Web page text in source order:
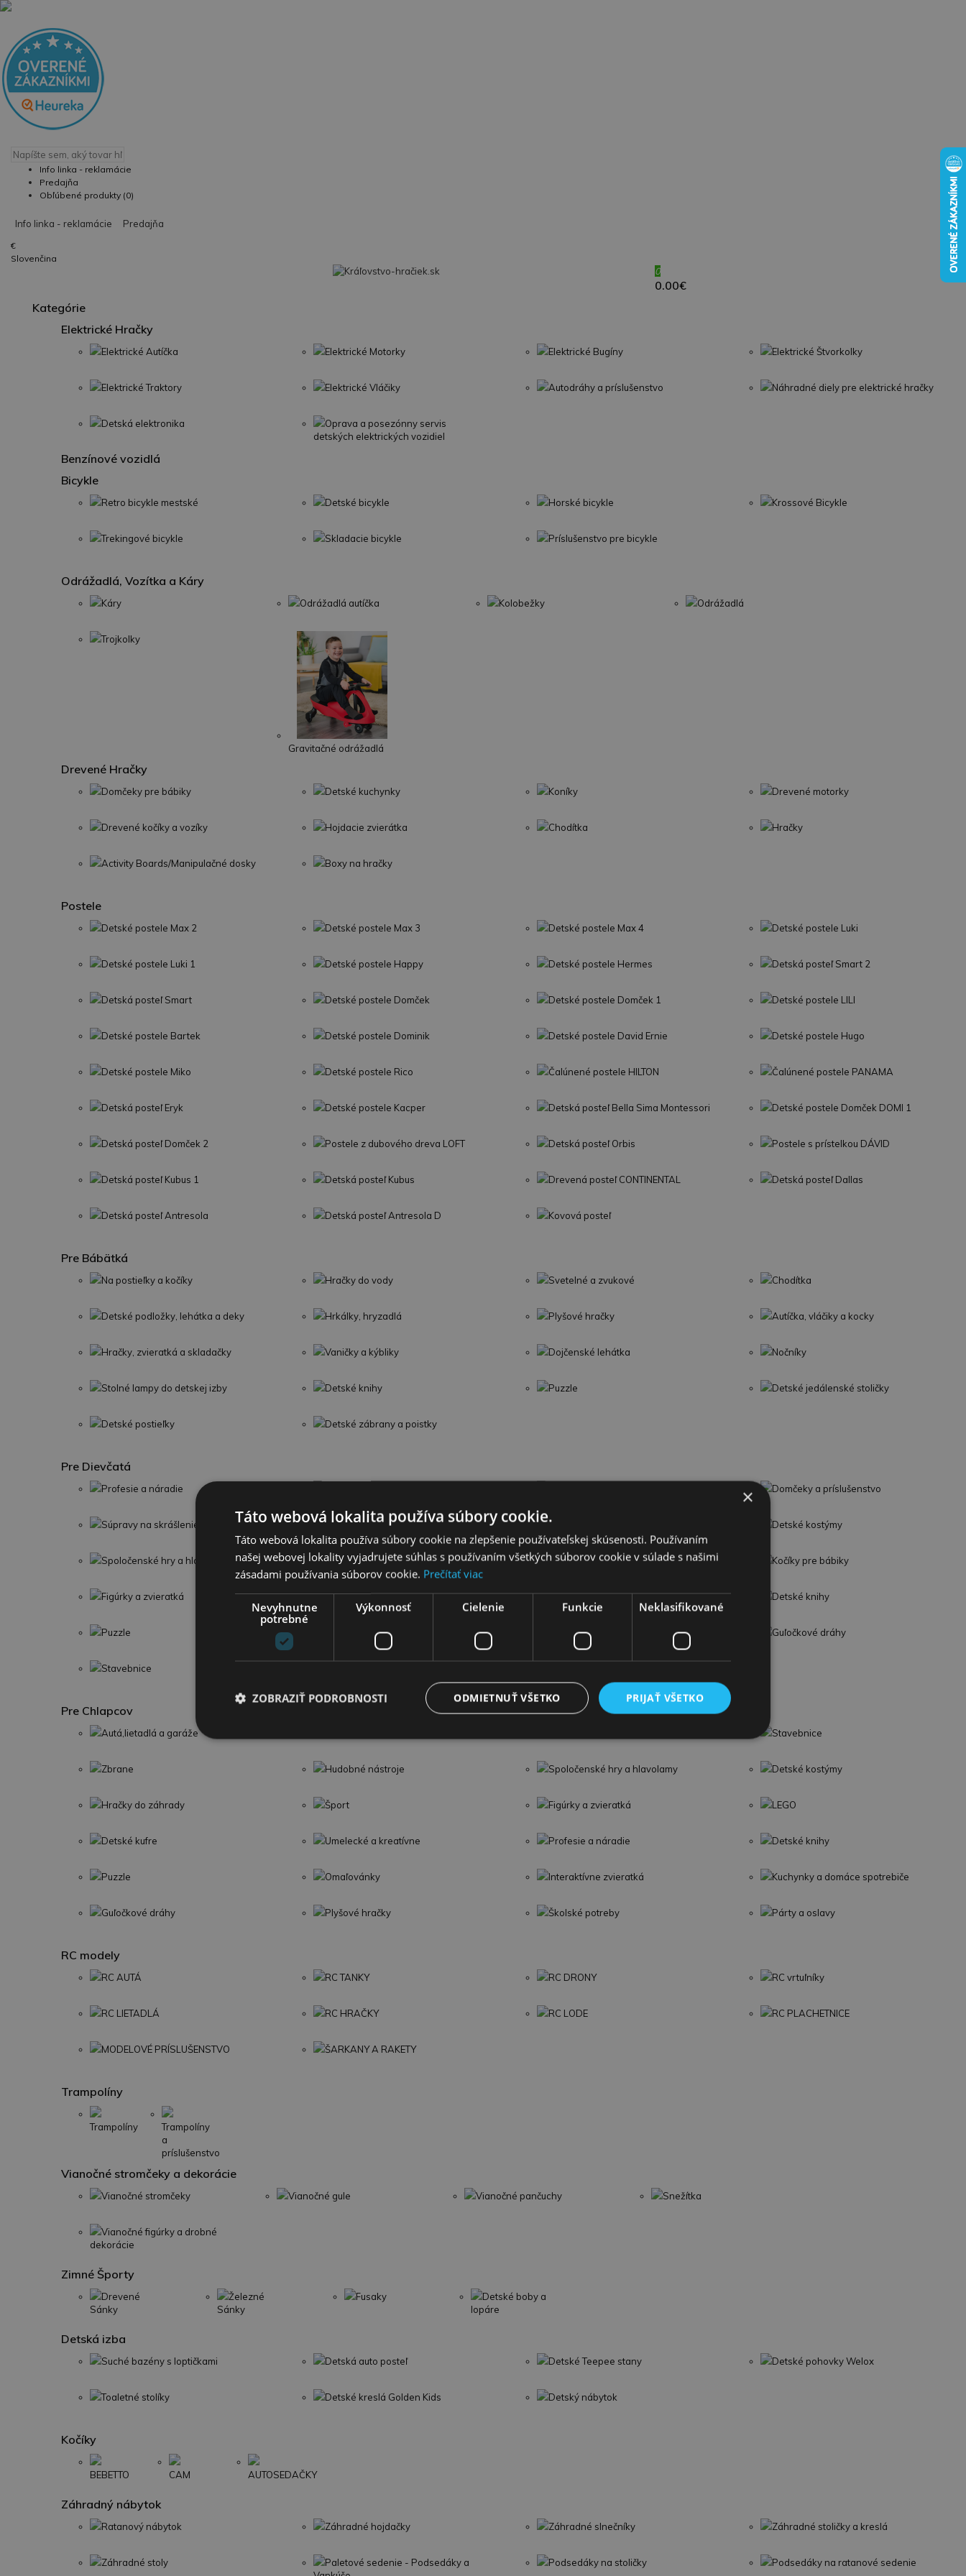
Info linka - reklamácie
Predajňa
Obľúbené produkty (0)
Info linka - reklamácie Predajňa
€
Slovenčina
0
0.00€
Kategórie
Elektrické Hračky
Elektrické Autíčka Elektrické Motorky Elektrické Bugíny Elektrické Štvorkolky
Elektrické Traktory Elektrické Vláčiky Autodráhy a príslušenstvo Náhradné diely pre elektrické hračky
Detská elektronika
Oprava a posezónny servis
detských elektrických vozidiel
Benzínové vozidlá
Bicykle
Retro bicykle mestské Detské bicykle Horské bicykle Krossové Bicykle
Trekingové bicykle Skladacie bicykle Príslušenstvo pre bicykle
Odrážadlá, Vozítka a Káry
Káry Odrážadlá autíčka Kolobežky Odrážadlá
Trojkolky
Gravitačné odrážadlá
Drevené Hračky
Domčeky pre bábiky Detské kuchynky Koníky Drevené motorky
Drevené kočíky a vozíky Hojdacie zvierátka Chodítka Hračky
Activity Boards/Manipulačné dosky Boxy na hračky
Postele
Detské postele Max 2 Detské postele Max 3 Detské postele Max 4 Detské postele Luki
Detské postele Luki 1 Detské postele Happy Detské postele Hermes Detská posteľ Smart 2
Detská posteľ Smart Detské postele Domček Detské postele Domček 1 Detské postele LILI
Detské postele Bartek Detské postele Dominik Detské postele David Ernie Detské postele Hugo
Detské postele Miko Detské postele Rico Čalúnené postele HILTON Čalúnené postele PANAMA
Detská posteľ Eryk Detské postele Kacper Detská posteľ Bella Sima Montessori Detské postele Domček DOMI 1
Detská posteľ Domček 2 Postele z dubového dreva LOFT Detská posteľ Orbis Postele s prístelkou DÁVID
Detská posteľ Kubus 1 Detská posteľ Kubus Drevená posteľ CONTINENTAL Detská posteľ Dallas
Detská posteľ Antresola Detská posteľ Antresola D Kovová posteľ
Pre Bábätká
Na postieľky a kočíky Hračky do vody Svetelné a zvukové Chodítka
Detské podložky, lehátka a deky Hrkálky, hryzadlá Plyšové hračky Autíčka, vláčiky a kocky
Hračky, zvieratká a skladačky Vaničky a kýbliky Dojčenské lehátka Nočníky
Stolné lampy do detskej izby Detské knihy Puzzle Detské jedálenské stoličky
Detské postieľky Detské zábrany a poistky
Pre Dievčatá
Profesie a náradie Domčeky a príslušenstvo
Súpravy na skrášlenie Bábiky a plyšové hračky Hudobné nástroje Detské kostýmy
Spoločenské hry a hlavolamy Hračky do záhrady Šport Kočíky pre bábiky
Figúrky a zvieratká LEGO Detské kufre Detské knihy
Puzzle Omaľovánky Interaktívne zvieratká Guľočkové dráhy
Stavebnice
Pre Chlapcov
Autá,lietadlá a garáže Stavebnice
Zbrane Hudobné nástroje Spoločenské hry a hlavolamy Detské kostýmy
Hračky do záhrady Šport Figúrky a zvieratká LEGO
Detské kufre Umelecké a kreatívne Profesie a náradie Detské knihy
Puzzle Omaľovánky Interaktívne zvieratká Kuchynky a domáce spotrebiče
Guľočkové dráhy Plyšové hračky Školské potreby Párty a oslavy
RC modely
RC AUTÁ RC TANKY RC DRONY RC vrtuľníky
RC LIETADLÁ RC HRAČKY RC LODE RC PLACHETNICE
MODELOVÉ PRÍSLUŠENSTVO ŠARKANY A RAKETY
Trampolíny
Trampolíny
Trampolíny
a
príslušenstvo
Vianočné stromčeky a dekorácie
Vianočné stromčeky Vianočné gule Vianočné pančuchy Snežítka
Vianočné figúrky a drobné
dekorácie
Zimné Športy
Drevené
Sánky
Železné
Sánky
Fusaky
Detské boby a
lopáre
Detská izba
Suché bazény s loptičkami Detská auto posteľ Detské Teepee stany Detské pohovky Welox
Toaletné stolíky Detské kreslá Golden Kids Detský nábytok
Kočíky
BEBETTO CAM AUTOSEDAČKY
Záhradný nábytok
Ratanový nábytok Záhradné hojdačky Záhradné slnečníky Záhradné stoličky a kreslá
Záhradné stoly
Paletové sedenie - Podsedáky a
Podsedáky na stoličky Podsedáky na ratanové sedenie
×
Táto webová lokalita používa súbory cookie.
Táto webová lokalita používa súbory cookie na zlepšenie používateľskej skúsenosti. Používaním
našej webovej lokality vyjadrujete súhlas s používaním všetkých súborov cookie v súlade s našimi
zásadami používania súborov cookie. Prečítať viac
Nevyhnutne
potrebné
Výkonnosť Cielenie Funkcie Neklasifikované
PRIJAŤ VŠETKO
ODMIETNUŤ VŠETKO
ZOBRAZIŤ PODROBNOSTI